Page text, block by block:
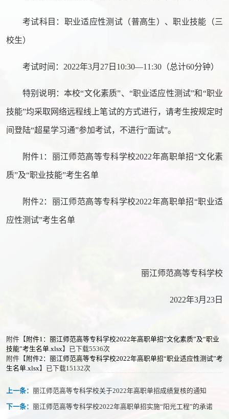
考试科目：职业适应性测试（普高生）、职业技能（三
校生）
考试时间：2022年3月27日10:30—11:30（总计60分钟）
特别说明：本校“文化素质”、“职业适应性测试”和“职业
技能”均采取网络远程线上笔试的方式进行，请考生按规定时
间登陆“超星学习通”参加考试，不进行“面试”。
附件1：丽江师范高等专科学校2022年高职单招“文化素
质”及“职业技能”考生名单
附件2：丽江师范高等专科学校2022年高职单招“职业适
应性测试”考生名单
丽江师范高等专科学校
2022年3月23日
附件【 附件1：丽江师范高等专科学校2022年高职单招“文化素质”及“职业
技能”考生名单.xlsx】已下载5536次
附件【 附件2：丽江师范高等专科学校2022年高职单招“职业适应性测试”考
生名单.xlsx】已下载15132次
上一条： 丽江师范高等专科学校关于2022年高职单招成绩复核的通知
下一条： 丽江师范高等专科学校2022年高职单招实施“阳光工程”的承诺